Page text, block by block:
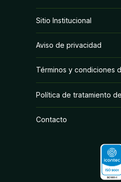
Herbicidas
PGR y Biorracionales
Sitio Institucional
Aviso de privacidad
Términos y condiciones
Política de tratamiento
Contacto